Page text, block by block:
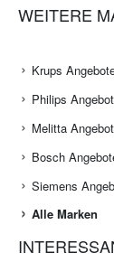
WEITERE
Krups
Philips
Melitta
Bosch
Siemens
Alle Marken